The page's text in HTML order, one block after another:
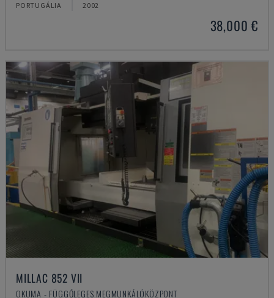
PORTUGÁLIA 2002
38,000 €
MILLAC 852 VII
OKUMA - FÜGGŐLEGES MEGMUNKÁLÓKÖZPONT